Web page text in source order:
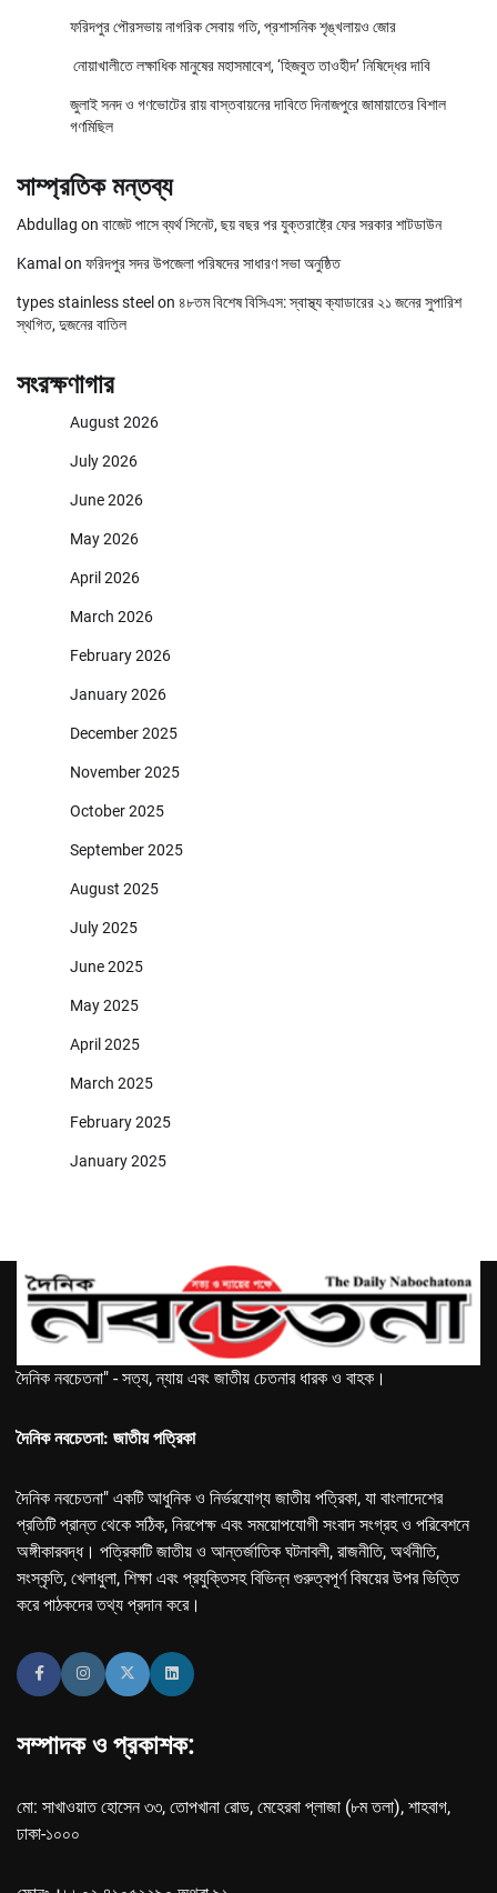
ফরিদপুর পৌরসভায় নাগরিক সেবায় গতি, প্রশাসনিক শৃঙ্খলায়ও জোর
নোয়াখালীতে লক্ষাধিক মানুষের মহাসমাবেশ, ‘হিজবুত তাওহীদ’ নিষিদ্ধের দাবি
জুলাই সনদ ও গণভোটের রায় বাস্তবায়নের দাবিতে দিনাজপুরে জামায়াতের বিশাল
গণমিছিল
সাম্প্রতিক মন্তব্য
Abdullag on বাজেট পাসে ব্যর্থ সিনেট, ছয় বছর পর যুক্তরাষ্ট্রে ফের সরকার শাটডাউন
Kamal on ফরিদপুর সদর উপজেলা পরিষদের সাধারণ সভা অনুষ্ঠিত
types stainless steel on ৪৮তম বিশেষ বিসিএস: স্বাস্থ্য ক্যাডারের ২১ জনের সুপারিশ
স্থগিত, দুজনের বাতিল
সংরক্ষণাগার
August 2026
July 2026
June 2026
May 2026
April 2026
March 2026
February 2026
January 2026
December 2025
November 2025
October 2025
September 2025
August 2025
July 2025
June 2025
May 2025
April 2025
March 2025
February 2025
January 2025
দৈনিক নবচেতনা" - সত্য, ন্যায় এবং জাতীয় চেতনার ধারক ও বাহক।
দৈনিক নবচেতনা: জাতীয় পত্রিকা
দৈনিক নবচেতনা" একটি আধুনিক ও নির্ভরযোগ্য জাতীয় পত্রিকা, যা বাংলাদেশের
প্রতিটি প্রান্ত থেকে সঠিক, নিরপেক্ষ এবং সময়োপযোগী সংবাদ সংগ্রহ ও পরিবেশনে
অঙ্গীকারবদ্ধ। পত্রিকাটি জাতীয় ও আন্তর্জাতিক ঘটনাবলী, রাজনীতি, অর্থনীতি,
সংস্কৃতি, খেলাধুলা, শিক্ষা এবং প্রযুক্তিসহ বিভিন্ন গুরুত্বপূর্ণ বিষয়ের উপর ভিত্তি
করে পাঠকদের তথ্য প্রদান করে।
সম্পাদক ও প্রকাশক:
মো: সাখাওয়াত হোসেন ৩৩, তোপখানা রোড, মেহেরবা প্লাজা (৮ম তলা), শাহবাগ,
ঢাকা-১০০০